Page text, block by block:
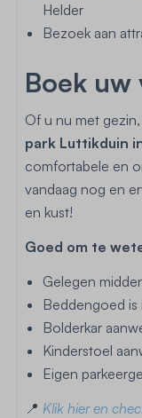
Helder
Bezoek aan
Boek uw
Of u nu met
park Luttikduin
comfortabele en
vandaag nog en
en kust!
Goed om te
Gelegen
Beddengoed
Bolderkar
Kinderstoel
Eigen
📍 Klik hier en